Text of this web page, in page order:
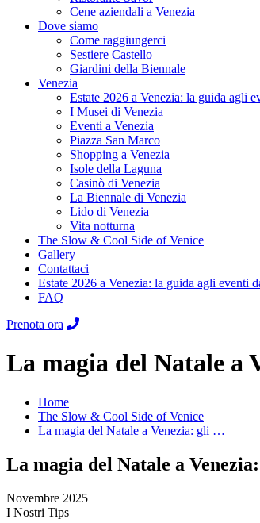
Cene aziendali a Venezia
Dove siamo
Come raggiungerci
Sestiere Castello
Giardini della Biennale
Venezia
Estate 2026 a Venezia: la guida agli
I Musei di Venezia
Eventi a Venezia
Piazza San Marco
Shopping a Venezia
Isole della Laguna
Casinò di Venezia
La Biennale di Venezia
Lido di Venezia
Vita notturna
The Slow & Cool Side of Venice
Gallery
Contattaci
Estate 2026 a Venezia: la guida agli eventi
FAQ
Prenota ora
La magia del Natale a
Home
The Slow & Cool Side of Venice
La magia del Natale a Venezia: gli …
La magia del Natale a
Novembre 2025
I Nostri Tips